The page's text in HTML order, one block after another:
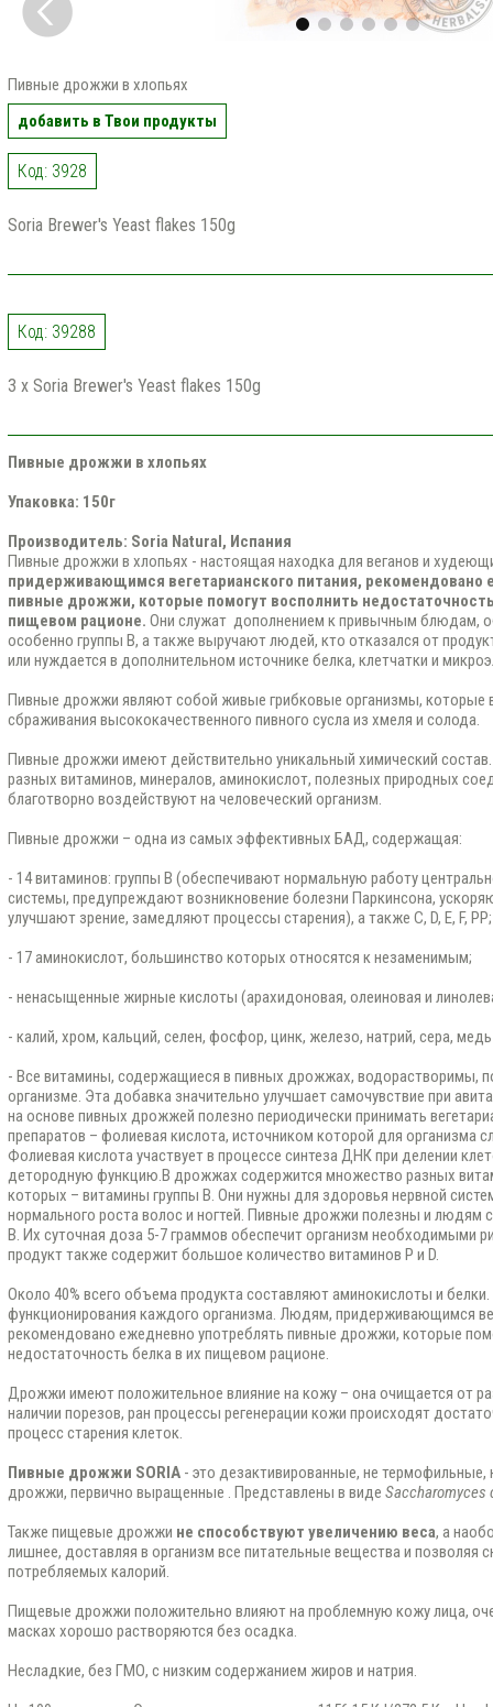
Пивные дрожжи в хлопьях
добавить в Твои продукты
Код: 3928
Soria Brewer's Yeast flakes 150g
Код: 39288
3 x Soria Brewer's Yeast flakes 150g
Пивные дрожжи в хлопьях
Упаковка: 150г
Производитель: Soria Natural, Испания
Пивные дрожжи в хлопьях - настоящая находка для веганов и
придерживающимся вегетарианского питания, рекомендовано
пивные дрожжи, которые помогут восполнить
пищевом рационе. Они служат дополнением к привычным блюдам,
особенно группы B, а также выручают людей, кто отказался от
или нуждается в дополнительном источнике белка, клетчатки и
Пивные дрожжи являют собой живые грибковые организмы, которые
сбраживания высококачественного пивного сусла из хмеля и солода.
Пивные дрожжи имеют действительно уникальный химический
разных витаминов, минералов, аминокислот, полезных природных
благотворно воздействуют на человеческий организм.
Пивные дрожжи – одна из самых эффективных БАД, содержащая:
- 14 витаминов: группы B (обеспечивают нормальную работу
системы, предупреждают возникновение болезни Паркинсона,
улучшают зрение, замедляют процессы старения), а также C, D, E, F, PP;
- 17 аминокислот, большинство которых относятся к незаменимым;
- ненасыщенные жирные кислоты (арахидоновая, олеиновая и
- калий, хром, кальций, селен, фосфор, цинк, железо, натрий, сера,
- Все витамины, содержащиеся в пивных дрожжах, водорастворимы,
организме. Эта добавка значительно улучшает самочувствие при
на основе пивных дрожжей полезно периодически принимать
препаратов – фолиевая кислота, источником которой для организма
Фолиевая кислота участвует в процессе синтеза ДНК при делении
детородную функцию.В дрожжах содержится множество разных
которых – витамины группы В. Они нужны для здоровья нервной
нормального роста волос и ногтей. Пивные дрожжи полезны и людям
В. Их суточная доза 5-7 граммов обеспечит организм необходимыми
продукт также содержит большое количество витаминов Р и D.
Около 40% всего объема продукта составляют аминокислоты и
функционирования каждого организма. Людям, придерживающимся
рекомендовано ежедневно употреблять пивные дрожжи, которые
недостаточность белка в их пищевом рационе.
Дрожжи имеют положительное влияние на кожу – она очищается от
наличии порезов, ран процессы регенерации кожи происходят
процесс старения клеток.
Пивные дрожжи SORIA - это дезактивированные, не
дрожжи, первично выращенные . Представлены в виде Saccharomyces
Также пищевые дрожжи не способствуют увеличению веса, а
лишнее, доставляя в организм все питательные вещества и позволяя
потребляемых калорий.
Пищевые дрожжи положительно влияют на проблемную кожу лица,
масках хорошо растворяются без осадка.
Несладкие, без ГМО, с низким содержанием жиров и натрия.